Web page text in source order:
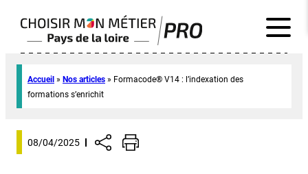
Accueil » Nos articles » Formacode® V14 : l’indexation des
formations s’enrichit
08/04/2025